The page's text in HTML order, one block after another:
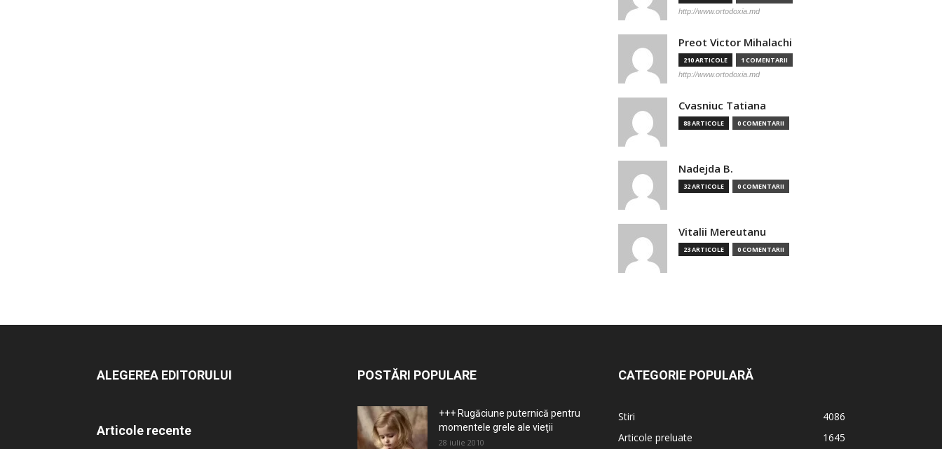
http://www.ortodoxia.md
Preot Victor Mihalachi
210 ARTICOLE 1 COMENTARII
http://www.ortodoxia.md
Cvasniuc Tatiana
88 ARTICOLE 0 COMENTARII
Nadejda B.
32 ARTICOLE 0 COMENTARII
Vitalii Mereutanu
23 ARTICOLE 0 COMENTARII
ALEGEREA EDITORULUI
Articole recente
POSTĂRI POPULARE
+++ Rugăciune puternică pentru
momentele grele ale vieţii
28 iulie 2010
CATEGORIE POPULARĂ
Stiri
4086
Articole preluate
1645